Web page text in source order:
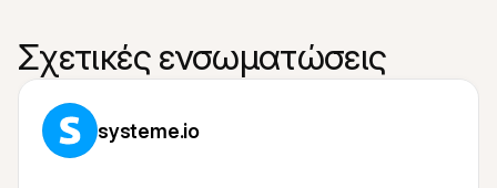
Σχετικές ενσωματώσεις
systeme.io